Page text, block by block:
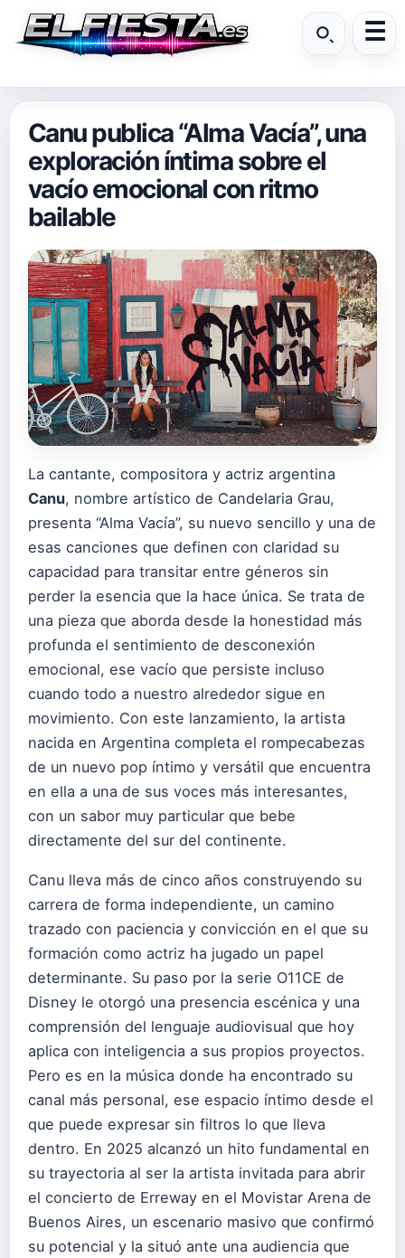
Canu publica “Alma Vacía”, una
exploración íntima sobre el
vacío emocional con ritmo
bailable
La cantante, compositora y actriz argentina
Canu, nombre artístico de Candelaria Grau,
presenta “Alma Vacía”, su nuevo sencillo y una de
esas canciones que definen con claridad su
capacidad para transitar entre géneros sin
perder la esencia que la hace única. Se trata de
una pieza que aborda desde la honestidad más
profunda el sentimiento de desconexión
emocional, ese vacío que persiste incluso
cuando todo a nuestro alrededor sigue en
movimiento. Con este lanzamiento, la artista
nacida en Argentina completa el rompecabezas
de un nuevo pop íntimo y versátil que encuentra
en ella a una de sus voces más interesantes,
con un sabor muy particular que bebe
directamente del sur del continente.
Canu lleva más de cinco años construyendo su
carrera de forma independiente, un camino
trazado con paciencia y convicción en el que su
formación como actriz ha jugado un papel
determinante. Su paso por la serie O11CE de
Disney le otorgó una presencia escénica y una
comprensión del lenguaje audiovisual que hoy
aplica con inteligencia a sus propios proyectos.
Pero es en la música donde ha encontrado su
canal más personal, ese espacio íntimo desde el
que puede expresar sin filtros lo que lleva
dentro. En 2025 alcanzó un hito fundamental en
su trayectoria al ser la artista invitada para abrir
el concierto de Erreway en el Movistar Arena de
Buenos Aires, un escenario masivo que confirmó
su potencial y la situó ante una audiencia que